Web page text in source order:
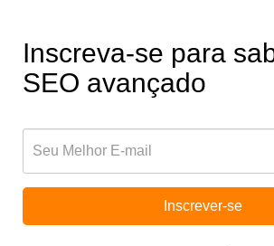
Inscreva-se para
SEO avançado
Inscrever-se